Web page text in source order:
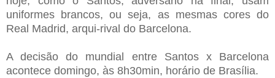
uniformes brancos, ou seja, as mesmas cores do
Real Madrid, arqui-rival do Barcelona.
A decisão do mundial entre Santos x Barcelona
acontece domingo, às 8h30min, horário de Brasília.